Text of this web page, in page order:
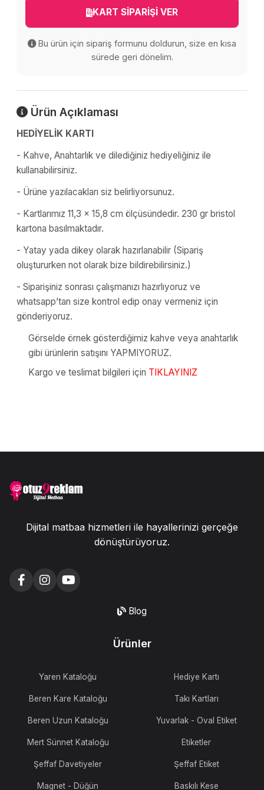
KART SİPARİŞİ VER
Bu ürün için sipariş formunu doldurun, size en kısa
sürede geri dönelim.
Ürün Açıklaması
HEDİYELİK KARTI
- Kahve, Anahtarlık ve dilediğiniz hediyeliğiniz ile
kullanabilirsiniz.
- Ürüne yazılacakları siz belirliyorsunuz.
- Kartlarımız 11,3 x 15,8 cm ölçüsündedir. 230 gr bristol
kartona basılmaktadır.
- Yatay yada dikey olarak hazırlanabilir (Sipariş
oluştururken not olarak bize bildirebilirsiniz.)
- Siparişiniz sonrası çalışmanızı hazırlıyoruz ve
whatsapp’tan size kontrol edip onay vermeniz için
gönderiyoruz.
Görselde örnek gösterdiğimiz kahve veya anahtarlık
gibi ürünlerin satışını YAPMIYORUZ.
Kargo ve teslimat bilgileri için TIKLAYINIZ
Dijital matbaa hizmetleri ile hayallerinizi gerçeğe
dönüştürüyoruz.
Blog
Ürünler
Yaren Kataloğu
Beren Kare Kataloğu
Beren Uzun Kataloğu
Mert Sünnet Kataloğu
Şeffaf Davetiyeler
Magnet - Düğün
Hediye Kartı
Takı Kartları
Yuvarlak - Oval Etiket
Etiketler
Şeffaf Etiket
Baskılı Kese